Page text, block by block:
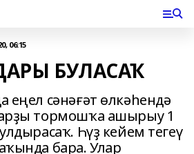
06:15
БУЛАСАҠ
еңел сәнәғәт өлкәһендә
тормошҡа ашырыу 1
Һүҙ кейем тегеү
бара. Улар